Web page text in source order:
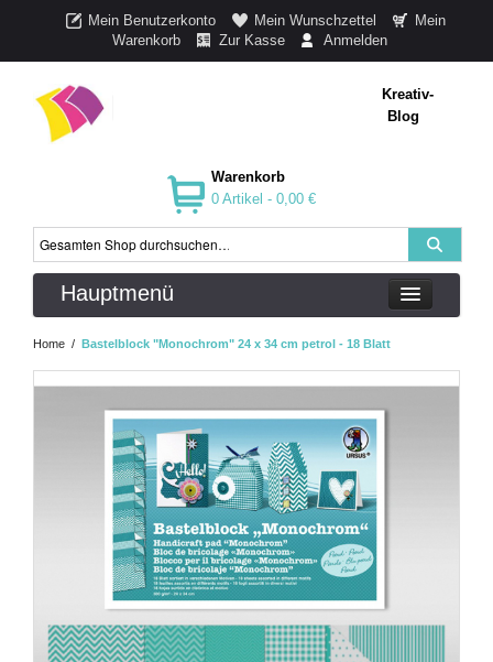
Mein Benutzerkonto Mein Wunschzettel
Mein
Warenkorb
Zur Kasse Anmelden
Kreativ-
Blog
Warenkorb
0 Artikel - 0,00 €
Hauptmenü
Home / Bastelblock "Monochrom" 24 x 34 cm petrol - 18 Blatt